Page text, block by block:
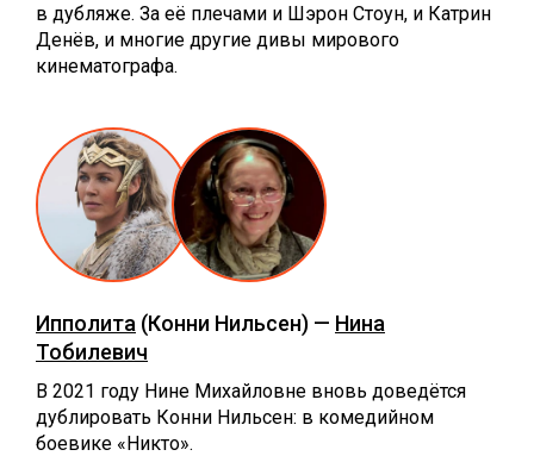
в дубляже. За её плечами и Шэрон Стоун, и Катрин
Денёв, и многие другие дивы мирового
кинематографа.
Ипполита (Конни Нильсен) — Нина
Тобилевич
В 2021 году Нине Михайловне вновь доведётся
дублировать Конни Нильсен: в комедийном
боевике «‎Никто».